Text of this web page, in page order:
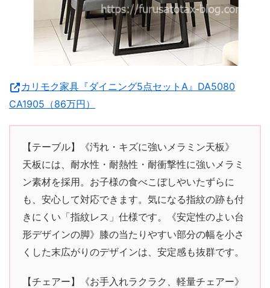
カリモク家具『ダイニング5点セットA』DA5080
CA1905（86万円）
【テーブル】《汚れ・キズに強いメラミン天板》
天板には、耐水性・耐熱性・耐衝撃性に強いメラミ
ン素材を採用。お子様の食べこぼしやいたずらに
も、安心して対応できます。気になる指紋の跡も付
きにくい「指紋レス」仕様です。《安定性のよい台
形デザインの脚》膝の当たりやすい部分の幅を小さ
くした末広がりのデザインは、安定感も抜群です。
【チェアー】《お手入れラクラク、軽量チェアー》